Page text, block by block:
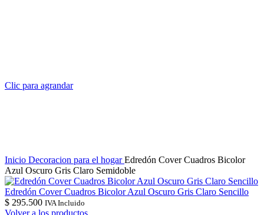
Clic para agrandar
Inicio Decoracion para el hogarEdredón Cover Cuadros Bicolor
Azul Oscuro Gris Claro Semidoble
Edredón Cover Cuadros Bicolor Azul Oscuro Gris Claro Sencillo
$ 295.500 IVA Incluido
Volver a los productos